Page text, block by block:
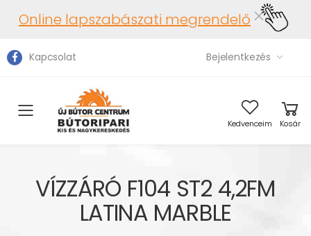
Online lapszabászati megrendelő
Kapcsolat Bejelentkezés
Toggle mobile menu Kedvenceim Kosár
VÍZZÁRÓ F104 ST2 4,2FM
LATINA MARBLE